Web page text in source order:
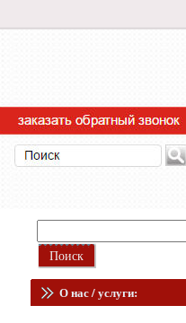
О нас / услуги: